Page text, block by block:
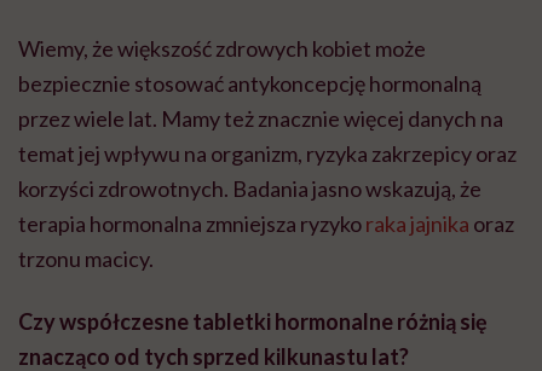
Wiemy, że większość zdrowych kobiet może
bezpiecznie stosować antykoncepcję hormonalną
przez wiele lat. Mamy też znacznie więcej danych na
temat jej wpływu na organizm, ryzyka zakrzepicy oraz
korzyści zdrowotnych. Badania jasno wskazują, że
terapia hormonalna zmniejsza ryzykoraka jajnika oraz
trzonu macicy.
Czy współczesne tabletki hormonalne różnią się
znacząco od tych sprzed kilkunastu lat?